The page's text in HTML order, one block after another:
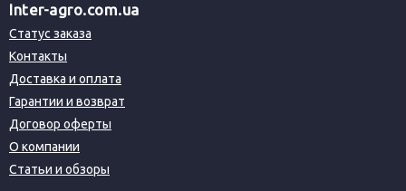
Inter-agro.com.ua
Статус заказа
Контакты
Доставка и оплата
Гарантии и возврат
Договор оферты
О компании
Статьи и обзоры